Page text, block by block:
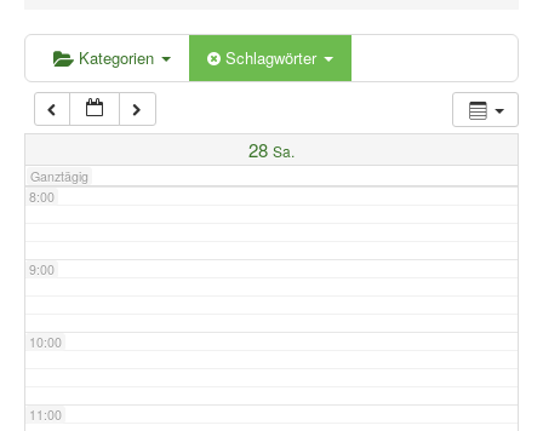
Kategorien Schlagwörter
28 Sa.
Ganztägig
6:00
7:00
8:00
9:00
10:00
11:00